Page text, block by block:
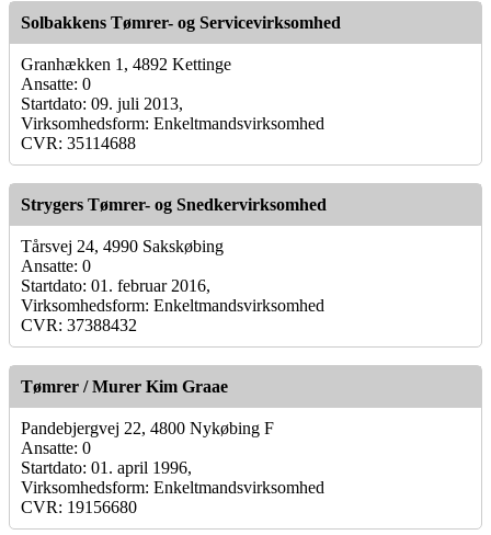
Solbakkens Tømrer- og Servicevirksomhed
Granhækken 1, 4892 Kettinge
Ansatte: 0
Startdato: 09. juli 2013,
Virksomhedsform: Enkeltmandsvirksomhed
CVR: 35114688
Strygers Tømrer- og Snedkervirksomhed
Tårsvej 24, 4990 Sakskøbing
Ansatte: 0
Startdato: 01. februar 2016,
Virksomhedsform: Enkeltmandsvirksomhed
CVR: 37388432
Tømrer / Murer Kim Graae
Pandebjergvej 22, 4800 Nykøbing F
Ansatte: 0
Startdato: 01. april 1996,
Virksomhedsform: Enkeltmandsvirksomhed
CVR: 19156680